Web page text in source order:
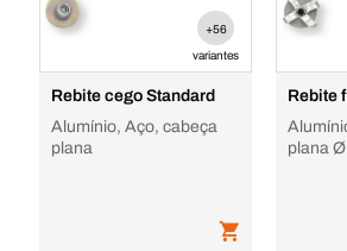
+56
variantes
Rebite cego Standard
Alumínio, Aço, cabeça
plana
Rebite
plana Ø